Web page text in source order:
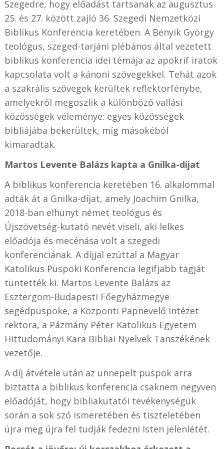
Szegedre, hogy előadást tartsanak az augusztus
25. és 27. között zajló 36. Szegedi Nemzetközi
Biblikus Konferencia keretében. A Benyik György
teológus, szeged-tarjáni plébános által vezetett
biblikus konferencia idei témája az apokrif iratok
kapcsolata volt a kánoni szövegekkel. Tehát azok
a szakrális szövegek kerültek reflektorfénybe,
amelyekről megoszlik a különböző vallási
közösségek véleménye: egyes közösségek
bibliájába bekerültek, míg másokéból
kimaradtak.
Martos Levente Balázs kapta a Gnilka-díjat
A biblikus konferencia keretében 16. alkalommal
adták át a Gnilka-díjat, amely Joachim Gnilka,
2018-ban elhunyt német teológus és
Újszövetség-kutató nevét viseli, aki lelkes
előadója és mecénása volt a szegedi
konferenciának. A díjjal ezúttal a Magyar
Katolikus Püspöki Konferencia legifjabb tagját
tüntették ki. Martos Levente Balázs az
Esztergom-Budapesti Főegyházmegye
segédpüspöke, a Központi Papnevelő Intézet
rektora, a Pázmány Péter Katolikus Egyetem
Hittudományi Kara Bibliai Nyelvek Tanszékének
vezetője.
A díj átvétele után az ünnepelt püspök arra
biztatta a biblikus konferencia csaknem negyven
előadóját, hogy bibliakutatói tevékenységük
során a sok szó ismeretében és tiszteletében
újra meg újra fel tudják fedezni Isten jelenlétét.